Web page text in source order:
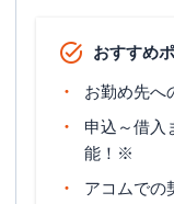
おすすめ
お勤め先へ
申込～借入
能！※
アコムでの